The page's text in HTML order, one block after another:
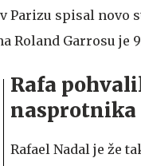
Parizu spisal novo
Roland Garrosu je
Rafa
nasprotnika
Rafael Nadal je že